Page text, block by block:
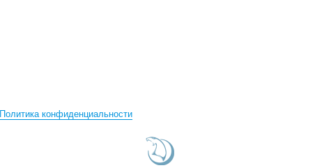
Политика конфиденциальности